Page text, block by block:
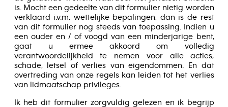
is. Mocht een gedeelte van dit formulier nietig worden
verklaard i.v.m. wettelijke bepalingen, dan is de rest
van dit formulier nog steeds van toepassing. Indien u
een ouder en / of voogd van een minderjarige bent,
gaat u ermee akkoord om volledig
verantwoordelijkheid te nemen voor alle acties,
schade, letsel of verlies van eigendommen. En dat
overtreding van onze regels kan leiden tot het verlies
van lidmaatschap privileges.
Ik heb dit formulier zorgvuldig gelezen en ik begrijp